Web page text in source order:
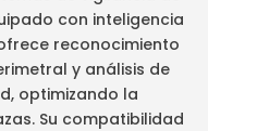
con inteligencia
reconocimiento
y análisis de
optimizando la
Su compatibilidad